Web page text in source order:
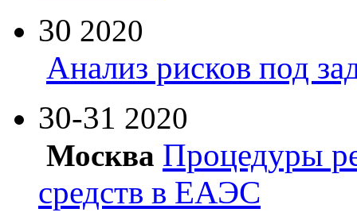
30 2020
Анализ рисков под
30-31 2020
Москва Процедуры
средств в ЕАЭС